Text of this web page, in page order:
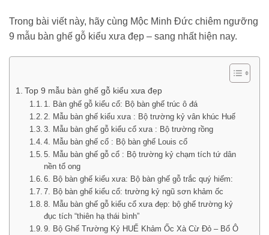
Trong bài viết này, hãy cùng Mộc Minh Đức chiêm ngưỡng
9 mẫu bàn ghế gỗ kiểu xưa đẹp – sang nhất hiện nay.
Top 9 mẫu bàn ghế gỗ kiểu xưa đẹp
1. Bàn ghế gỗ kiểu cổ: Bộ bàn ghế trúc ô đá
2. Mẫu bàn ghế kiểu xưa : Bộ trường kỷ vân khúc Huế
3. Mẫu bàn ghế gỗ kiểu cổ xưa : Bộ trường rồng
4. Mẫu bàn ghế cổ : Bộ bàn ghế Louis cổ
5. Mẫu bàn ghế gỗ cổ : Bộ trường kỷ chạm tích tứ dân
nền tổ ong
6. Bộ bàn ghế kiểu xưa: Bộ bàn ghế gỗ trắc quý hiếm:
7. Bộ bàn ghế kiểu cổ: trường kỷ ngũ sơn khảm ốc
8. Mẫu bàn ghế gỗ kiểu cổ xưa đẹp: bộ ghế trường kỷ
đục tích “thiên hạ thái bình”
9. Bộ Ghế Trường Kỷ HUẾ Khảm Ốc Xà Cừ Đỏ – Bổ Ô